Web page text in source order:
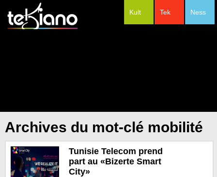
Ness
Tek
Kult
Archives du mot-clé mobilité
Tunisie Telecom prend
part au «Bizerte Smart
City»